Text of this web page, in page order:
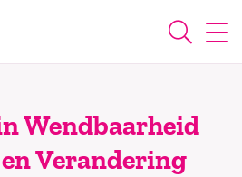
Wendbaarheid
Verandering